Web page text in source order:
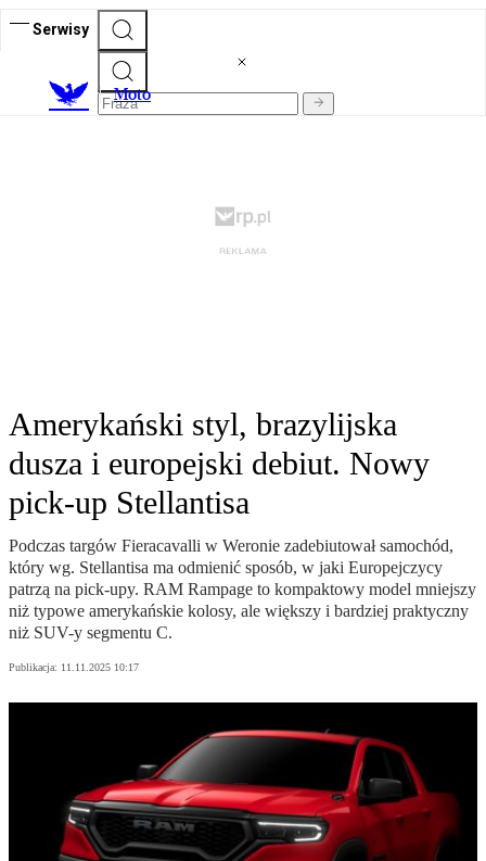
Serwisy
Moto
Amerykański styl, brazylijska
dusza i europejski debiut. Nowy
pick-up Stellantisa
Podczas targów Fieracavalli w Weronie zadebiutował samochód,
który wg. Stellantisa ma odmienić sposób, w jaki Europejczycy
patrzą na pick-upy. RAM Rampage to kompaktowy model mniejszy
niż typowe amerykańskie kolosy, ale większy i bardziej praktyczny
niż SUV-y segmentu C.
Publikacja: 11.11.2025 10:17